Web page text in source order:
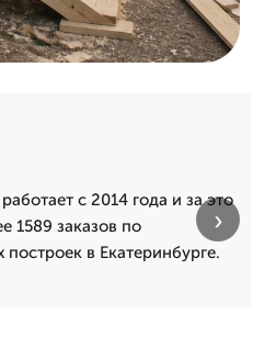
с 2014 года и за это
1589 заказов по
построек в Екатеринбурге.
›